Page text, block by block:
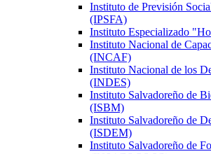
Instituto de Previsión
(IPSFA)
Instituto Especializado
Instituto Nacional de
(INCAF)
Instituto Nacional de los
(INDES)
Instituto Salvadoreño de
(ISBM)
Instituto Salvadoreño de
(ISDEM)
Instituto Salvadoreño de